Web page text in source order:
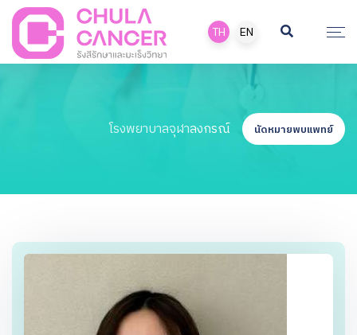
TH EN
โรงพยาบาลจุฬาลงกรณ์ นัดหมายพบแพทย์